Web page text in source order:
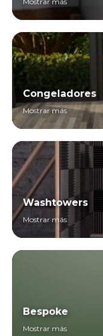
Congeladores
Mostrar más
Washtowers
Mostrar más
Bespoke
Mostrar más